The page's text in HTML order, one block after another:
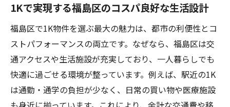
1Kで実現する福島区のコスパ良好な生活設計
福島区で1K物件を選ぶ最大の魅力は、都市の利便性とコ
ストパフォーマンスの両立です。なぜなら、福島区は交
通アクセスや生活施設が充実しており、一人暮らしでも
快適に過ごせる環境が整っています。例えば、駅近の1K
は通勤・通学の負担が少なく、日常の買い物や医療施設